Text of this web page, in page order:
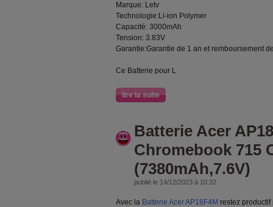
Marque: Letv
Technologie:Li-ion Polymer
Capacité: 3000mAh
Tension: 3.83V
Garantie:Garantie de 1 an et remboursement
Ce Batterie pour L
lire la suite
Batterie Acer
Chromebook 715
(7380mAh,7.6V)
publié le 14/12/2023 à 10:32
Avec la Batterie Acer AP18F4M restez